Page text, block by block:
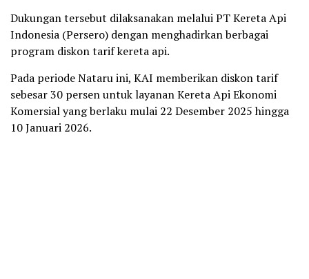
Dukungan tersebut dilaksanakan melalui PT Kereta Api
Indonesia (Persero) dengan menghadirkan berbagai
program diskon tarif kereta api.
Pada periode Nataru ini, KAI memberikan diskon tarif
sebesar 30 persen untuk layanan Kereta Api Ekonomi
Komersial yang berlaku mulai 22 Desember 2025 hingga
10 Januari 2026.